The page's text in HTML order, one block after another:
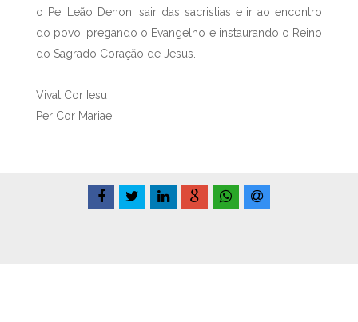
o Pe. Leão Dehon: sair das sacristias e ir ao encontro
do povo, pregando o Evangelho e instaurando o Reino
do Sagrado Coração de Jesus.
Vivat Cor Iesu
Per Cor Mariae!